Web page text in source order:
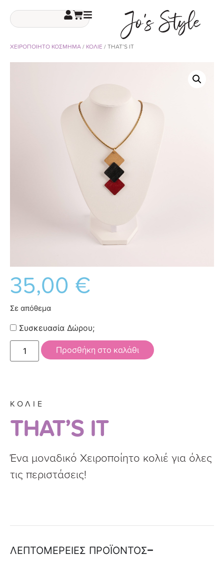
ΧΕΙΡΟΠΟΙΗΤΟ ΚΟΣΜΗΜΑ/ ΚΟΛΙΕ / THAT’S IT
ΚΟΛΙΕ
THAT’S IT
Ένα μοναδικό Χειροποίητο κολιέ για όλες
τις περιστάσεις!
35,00 €
Σε απόθεμα
Συσκευασία Δώρου;
Προσθήκη στο καλάθι
ΛΕΠΤΟΜΕΡΕΙΕΣ ΠΡΟΪΟΝΤΟΣ